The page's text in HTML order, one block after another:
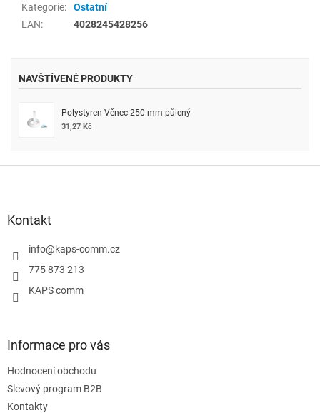
Kategorie:
Ostatní
EAN: 4028245428256
NAVŠTÍVENÉ PRODUKTY
Polystyren Věnec 250 mm půlený
31,27 Kč
Kontakt
info@kaps-comm.cz
775 873 213
KAPS comm
Informace pro vás
Hodnocení obchodu
Slevový program B2B
Kontakty